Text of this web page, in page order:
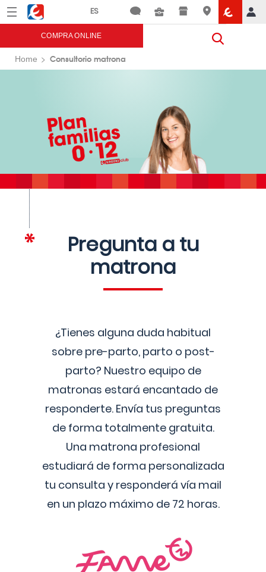
Menú Eroski
COMPRA ONLINE
Home Consultorio matrona
Pregunta a tu
matrona
¿Tienes alguna duda habitual
sobre pre-parto, parto o post-
parto? Nuestro equipo de
matronas estará encantado de
responderte. Envía tus preguntas
de forma totalmente gratuita.
Una matrona profesional
estudiará de forma personalizada
tu consulta y responderá vía mail
en un plazo máximo de 72 horas.